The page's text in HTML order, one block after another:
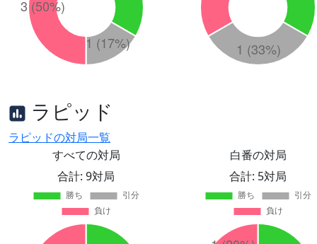
ラピッド
ラピッドの対局一覧
すべての対局
合計: 9対局
白番の対局
合計: 5対局